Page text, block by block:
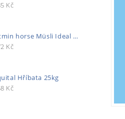
Kč
Fitmin horse Müsli Ideal 20kg
Kč
Hříbata 25kg
Kč